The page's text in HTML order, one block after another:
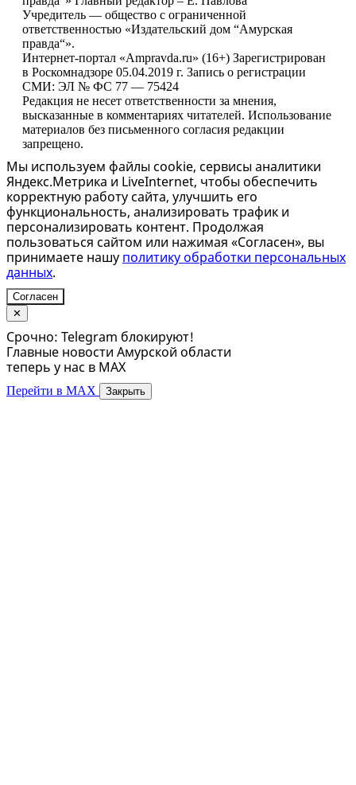
Учредитель — общество с ограниченной
ответственностью «Издательский дом “Амурская
правда“».
Интернет-портал «Ampravda.ru» (16+) Зарегистрирован
в Роскомнадзоре 05.04.2019 г. Запись о регистрации
СМИ: ЭЛ № ФС 77 — 75424
Редакция не несет ответственности за мнения,
высказанные в комментариях читателей. Использование
материалов без письменного согласия редакции
запрещено.
Мы используем файлы cookie, сервисы аналитики
Яндекс.Метрика и LiveInternet, чтобы обеспечить
корректную работу сайта, улучшить его
функциональность, анализировать трафик и
персонализировать контент. Продолжая
пользоваться сайтом или нажимая «Согласен», вы
принимаете нашу политику обработки персональных
данных.
Согласен
✕
Срочно: Telegram блокируют!
Главные новости Амурской области
теперь у нас в MAX
Перейти в MAX Закрыть